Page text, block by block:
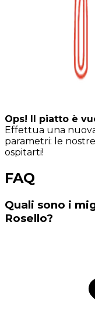
Ops! Il piatto è
Effettua una
parametri: le
ospitarti!
FAQ
Quali sono i
Rosello?